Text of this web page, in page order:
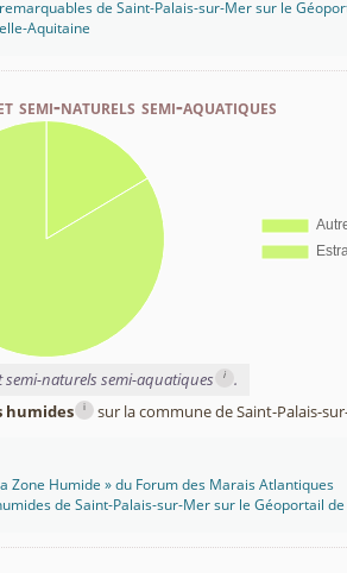
de Saint-Palais-sur-Mer sur le
Aquitaine
naturels semi-aquatiques
semi-naturels semi-aquatiques i
.
humides
i sur la commune de Saint-Palais-
Zone Humide » du Forum des Marais Atlantiques
de Saint-Palais-sur-Mer sur le Géoportail